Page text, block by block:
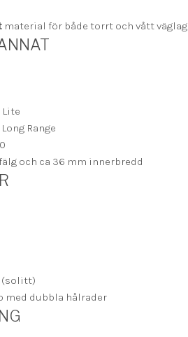
material för både torrt och vått väglag
Lite
Long Range
och ca 36 mm innerbredd
(solitt)
med dubbla hålrader